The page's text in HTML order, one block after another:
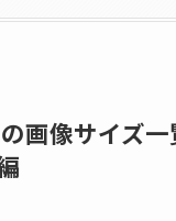
画像サイズ一